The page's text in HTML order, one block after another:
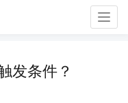
发条件？